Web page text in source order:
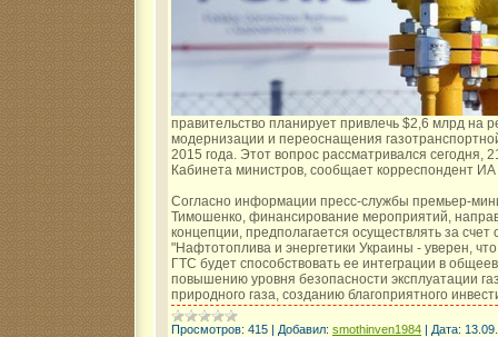
правительство планирует привлечь $2,6 млрд на
модернизации и переоснащения
2015 года. Этот вопрос рассматривался сегодня,
Кабинета министров, сообщает корреспондент
Согласно информации пресс-службы премьер-
Тимошенко, финансирование мероприятий,
концепции, предполагается осуществлять за
"Нафтотоплива и энергетики Украины - уверен,
ГТС будет способствовать ее интеграции в
повышению уровня безопасности эксплуатации
природного газа, созданию благоприятного
Просмотров: 415 | Добавил: smothinven1984 | Дата: